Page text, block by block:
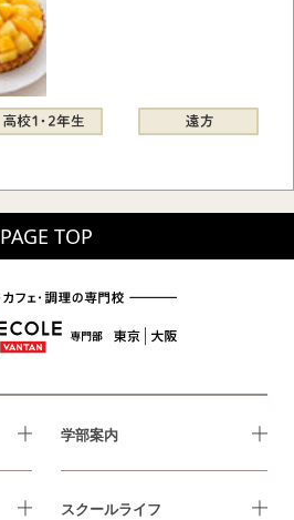
PAGE TOP
学部案内
スクールライフ